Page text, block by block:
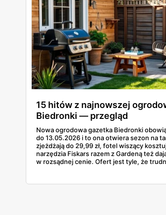
15 hitów z najnowszej
Biedronki — przegląd
Nowa ogrodowa gazetka Biedronki
do 13.05.2026 i to ona otwiera sezon na
zjeżdżają do 29,99 zł, fotel wiszący
narzędzia Fiskars razem z Gardeną też
w rozsądnej cenie. Ofert jest tyle, że
grilla węglowego po gazowego Landmanna